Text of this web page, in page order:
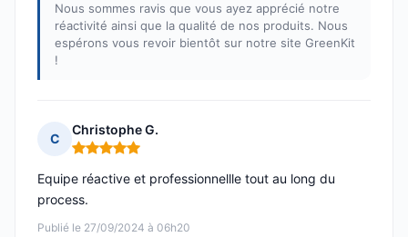
Nous sommes ravis que vous ayez apprécié notre
réactivité ainsi que la qualité de nos produits. Nous
espérons vous revoir bientôt sur notre site GreenKit
!
C
Christophe G.
Note : 5 sur 5
Publié le 27/09/2024 à 06h20
Equipe réactive et professionnellle tout au long du
process.